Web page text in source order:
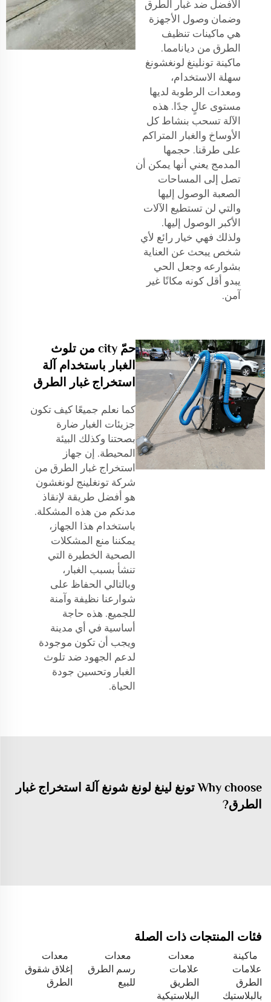
الأفضل ضد غبار الطرق
وضمان وصول الأجهزة
هي ماكينات تنظيف
الطرق من ديانامما.
ماكينة تونلينغ لونغشونغ
سهلة الاستخدام،
ومعدات الرطوبة لديها
مستوى عالٍ جدًا. هذه
الآلة تسحب بنشاط كل
الأوساخ والغبار المتراكم
على طرقنا. حجمها
المدمج يعني أنها يمكن أن
تصل إلى المساحات
الصعبة الوصول إليها
والتي لن تستطيع الآلات
الأكبر الوصول إليها.
ولذلك فهي خيار رائع لأي
شخص يبحث عن العناية
بشوارعه وجعل الحي
يبدو أقل كونه مكانًا غير
آمن.
حمّ city من تلوث
الغبار باستخدام آلة
استخراج غبار الطرق
كما نعلم جميعًا كيف تكون
جزيئات الغبار ضارة
بصحتنا وكذلك البيئة
المحيطة. إن جهاز
استخراج غبار الطرق من
شركة تونغلينج لونغشون
هو أفضل طريقة لإنقاذ
مدنكم من هذه المشكلة.
باستخدام هذا الجهاز،
يمكننا منع المشكلات
الصحية الخطيرة التي
تنشأ بسبب الغبار،
وبالتالي الحفاظ على
شوارعنا نظيفة وآمنة
للجميع. هذه حاجة
أساسية في أي مدينة
ويجب أن تكون موجودة
لدعم الجهود ضد تلوث
الغبار وتحسين جودة
الحياة.
Why choose تونغ لينغ لونغ شونغ آلة استخراج غبار
الطرق?
فئات المنتجات ذات الصلة
ماكينة
علامات
الطرق
بالبلاستيك
معدات
علامات
الطريق
البلاستيكية
معدات
رسم الطرق
للبيع
معدات
إغلاق شقوق
الطرق